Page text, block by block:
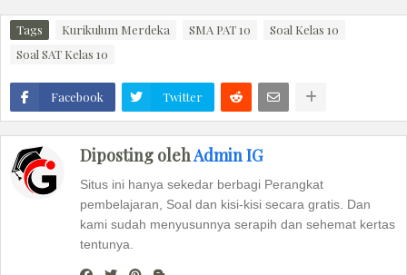
Tags Kurikulum Merdeka SMA PAT 10
Soal Kelas 10
Soal SAT Kelas 10
Facebook Twitter
Diposting olehAdmin IG
Situs ini hanya sekedar berbagi Perangkat
pembelajaran, Soal dan kisi-kisi secara gratis. Dan
kami sudah menyusunnya serapih dan sehemat kertas
tentunya.